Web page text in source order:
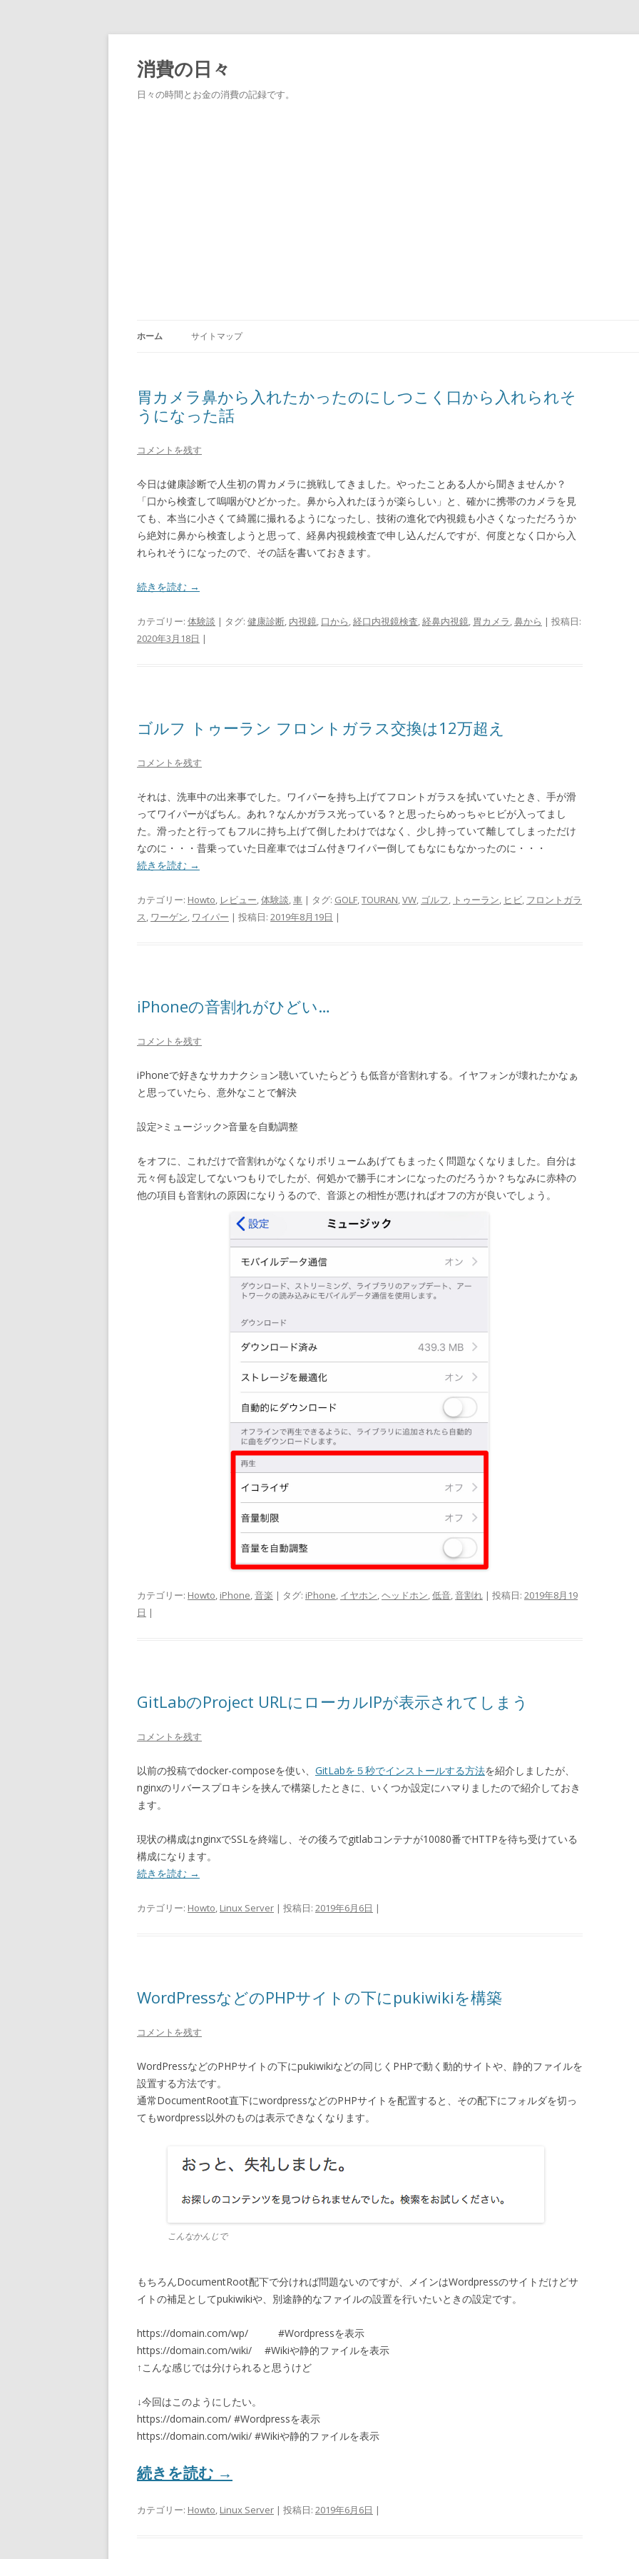
消費の日々
日々の時間とお金の消費の記録です。
キ
ッ
ホーム サイトマップ
胃カメラ鼻から入れたかったのにしつこく口から入れられそ
うになった話
コメントを残す
今日は健康診断で人生初の胃カメラに挑戦してきました。やったことある人から聞きませんか？
「口から検査して嗚咽がひどかった。鼻から入れたほうが楽らしい」と、確かに携帯のカメラを見
ても、本当に小さくて綺麗に撮れるようになったし、技術の進化で内視鏡も小さくなっただろうか
ら絶対に鼻から検査しようと思って、経鼻内視鏡検査で申し込んだんですが、何度となく口から入
れられそうになったので、その話を書いておきます。
続きを読む →
カテゴリー: 体験談 | タグ: 健康診断, 内視鏡, 口から,経口内視鏡検査,経鼻内視鏡, 胃カメラ,鼻から | 投稿日:
2020年3月18日 |
ゴルフ トゥーラン フロントガラス交換は12万超え
コメントを残す
それは、洗車中の出来事でした。ワイパーを持ち上げてフロントガラスを拭いていたとき、手が滑
ってワイパーがばちん。あれ？なんかガラス光っている？と思ったらめっちゃヒビが入ってまし
た。滑ったと行ってもフルに持ち上げて倒したわけではなく、少し持っていて離してしまっただけ
なのに・・・昔乗っていた日産車ではゴム付きワイパー倒してもなにもなかったのに・・・
続きを読む →
カテゴリー: Howto, レビュー,体験談,車 | タグ: GOLF,TOURAN,VW, ゴルフ, トゥーラン, ヒビ, フロントガラ
ス, ワーゲン, ワイパー | 投稿日: 2019年8月19日 |
iPhoneの音割れがひどい…
コメントを残す
iPhoneで好きなサカナクション聴いていたらどうも低音が音割れする。イヤフォンが壊れたかなぁ
と思っていたら、意外なことで解決
設定>ミュージック>音量を自動調整
をオフに、これだけで音割れがなくなりボリュームあげてもまったく問題なくなりました。自分は
元々何も設定してないつもりでしたが、何処かで勝手にオンになったのだろうか？ちなみに赤枠の
他の項目も音割れの原因になりうるので、音源との相性が悪ければオフの方が良いでしょう。
カテゴリー: Howto, iPhone,音楽 | タグ: iPhone, イヤホン,ヘッドホン,低音,音割れ | 投稿日: 2019年8月19
日 |
GitLabのProject URLにローカルIPが表示されてしまう
コメントを残す
以前の投稿でdocker-composeを使い、 GitLabを５秒でインストールする方法を紹介しましたが、
nginxのリバースプロキシを挟んで構築したときに、いくつか設定にハマりましたので紹介しておき
ます。
現状の構成はnginxでSSLを終端し、その後ろでgitlabコンテナが10080番でHTTPを待ち受けている
構成になります。
続きを読む →
カテゴリー: Howto, Linux Server | 投稿日: 2019年6月6日 |
WordPressなどのPHPサイトの下にpukiwikiを構築
コメントを残す
WordPressなどのPHPサイトの下にpukiwikiなどの同じくPHPで動く動的サイトや、静的ファイルを
設置する方法です。
通常DocumentRoot直下にwordpressなどのPHPサイトを配置すると、その配下にフォルダを切っ
てもwordpress以外のものは表示できなくなります。
こんなかんじで
もちろんDocumentRoot配下で分ければ問題ないのですが、メインはWordpressのサイトだけどサ
イトの補足としてpukiwikiや、別途静的なファイルの設置を行いたいときの設定です。
https://domain.com/wp/ #Wordpressを表示
https://domain.com/wiki/ #Wikiや静的ファイルを表示
↑こんな感じでは分けられると思うけど
↓今回はこのようにしたい。
https://domain.com/ #Wordpressを表示
https://domain.com/wiki/ #Wikiや静的ファイルを表示
続きを読む →
カテゴリー: Howto, Linux Server | 投稿日: 2019年6月6日 |